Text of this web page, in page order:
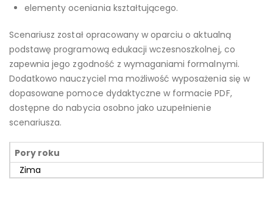
elementy oceniania kształtującego.
Scenariusz został opracowany w oparciu o aktualną
podstawę programową edukacji wczesnoszkolnej, co
zapewnia jego zgodność z wymaganiami formalnymi.
Dodatkowo nauczyciel ma możliwość wyposażenia się w
dopasowane pomoce dydaktyczne w formacie PDF,
dostępne do nabycia osobno jako uzupełnienie
scenariusza.
Pory roku
Zima